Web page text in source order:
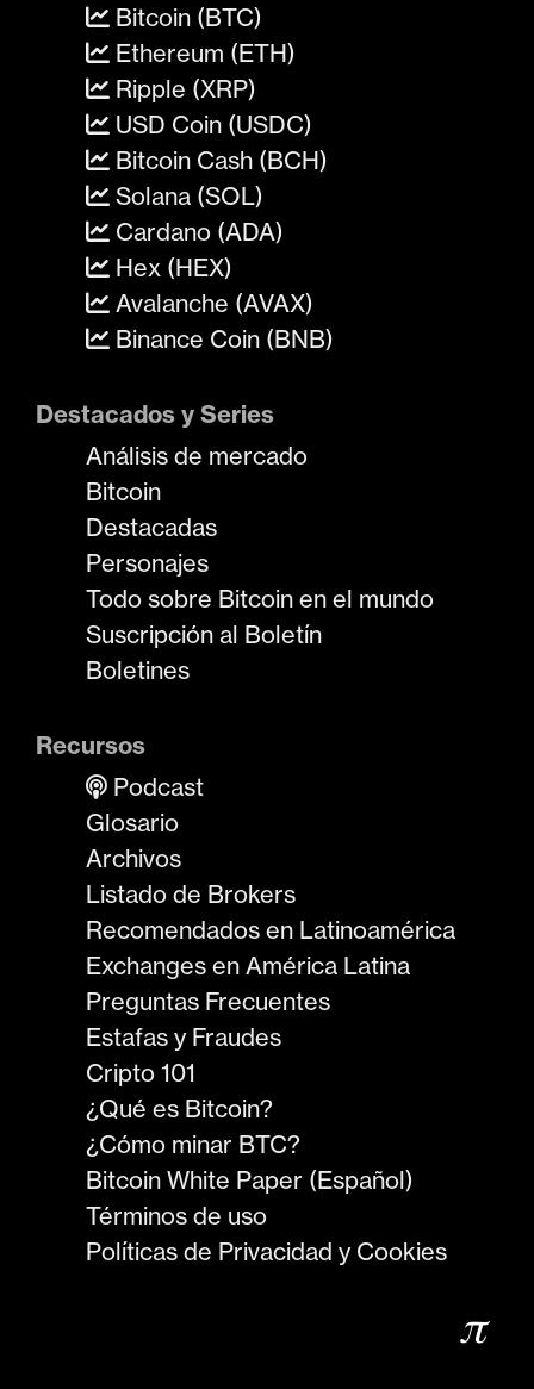
Bitcoin (BTC)
Ethereum (ETH)
Ripple (XRP)
USD Coin (USDC)
Bitcoin Cash (BCH)
Solana (SOL)
Cardano (ADA)
Hex (HEX)
Avalanche (AVAX)
Binance Coin (BNB)
Destacados y Series
Análisis de mercado
Bitcoin
Destacadas
Personajes
Todo sobre Bitcoin en el mundo
Suscripción al Boletín
Boletines
Recursos
Podcast
Glosario
Archivos
Listado de Brokers
Recomendados en Latinoamérica
Exchanges en América Latina
Preguntas Frecuentes
Estafas y Fraudes
Cripto 101
¿Qué es Bitcoin?
¿Cómo minar BTC?
Bitcoin White Paper (Español)
Términos de uso
Políticas de Privacidad y Cookies
𝜋